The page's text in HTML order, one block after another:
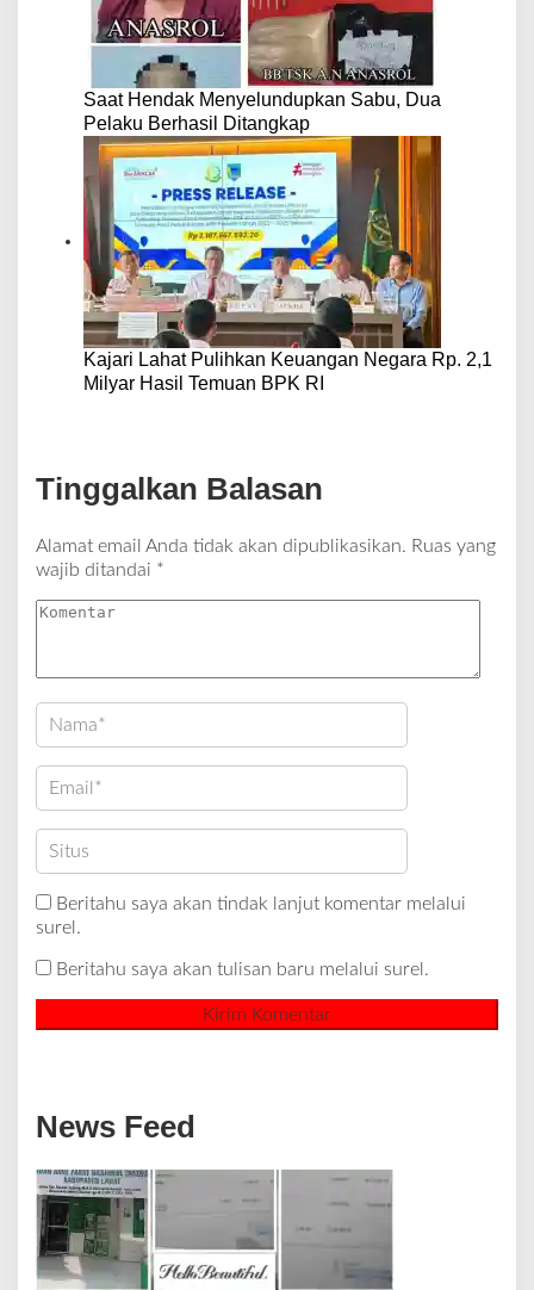
Saat Hendak Menyelundupkan Sabu, Dua
Pelaku Berhasil Ditangkap
Kajari Lahat Pulihkan Keuangan Negara Rp. 2,1
Milyar Hasil Temuan BPK RI
Tinggalkan Balasan
Alamat email Anda tidak akan dipublikasikan. Ruas yang
wajib ditandai *
Beritahu saya akan tindak lanjut komentar melalui
surel.
Beritahu saya akan tulisan baru melalui surel.
News Feed